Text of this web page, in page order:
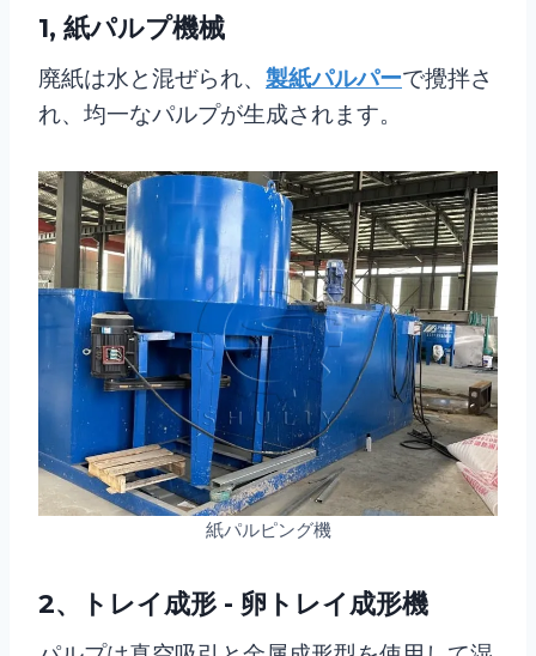
1, 紙パルプ機械
廃紙は水と混ぜられ、 製紙パルパーで攪拌さ
れ、均一なパルプが生成されます。
紙パルピング機
2、トレイ成形 - 卵トレイ成形機